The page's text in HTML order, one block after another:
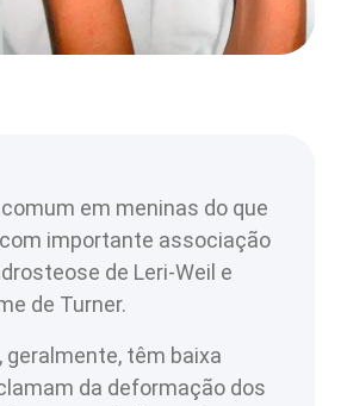
em meninas do que
importante associação
de Leri-Weil e
de Turner.
têm baixa
da deformação dos